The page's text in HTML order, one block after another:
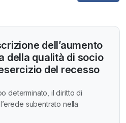
dell’aumento
della qualità di socio
del recesso
determinato, il diritto di
subentrato nella